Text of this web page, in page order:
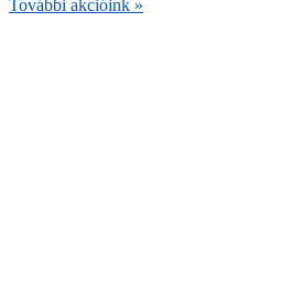
További akcióink »